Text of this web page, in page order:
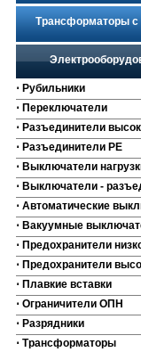
Трансформаторы с
⋅ Рубильники
⋅ Переключатели
⋅ Разъединители
⋅ Разъединители РЕ
⋅ Выключатели
⋅ Выключатели -
⋅ Автоматические
⋅ Вакуумные
⋅ Предохранители
⋅ Предохранители
⋅ Плавкие вставки
⋅ Ограничители ОПН
⋅ Разрядники
⋅ Трансформаторы